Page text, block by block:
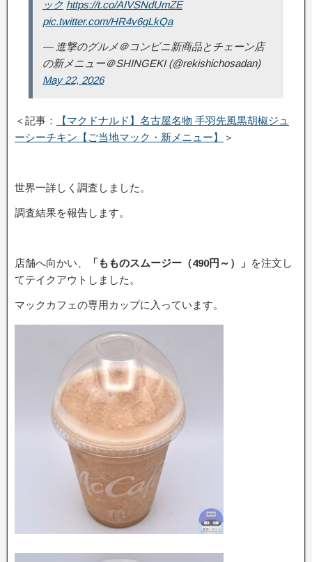
ック https://t.co/AIVSNdUmZE
pic.twitter.com/HR4v6gLkQa
— 進撃のグルメ＠コンビニ新商品とチェーン店
の新メニュー＠SHINGEKI (@rekishichosadan)
May 22, 2026
＜記事：
【マクドナルド】名古屋名物 手羽先風黒胡椒ジュ
ーシーチキン【ご当地マック・新メニュー】
＞
世界一詳しく調査しました。
調査結果を報告します。
店舗へ向かい、 「もものスムージー（490円～）」 を注文し
てテイクアウトしました。
マックカフェの専用カップに入っています。